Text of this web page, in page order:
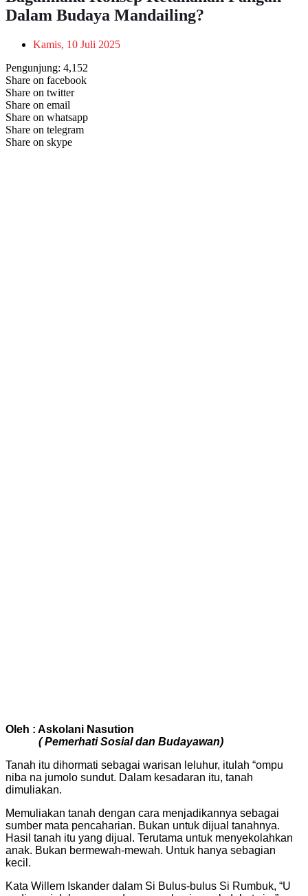
Dalam Budaya Mandailing?
Kamis, 10 Juli 2025
Pengunjung: 4,152
Share on facebook
Share on twitter
Share on email
Share on whatsapp
Share on telegram
Share on skype
Oleh : Askolani Nasution
( Pemerhati Sosial dan Budayawan)
Tanah itu dihormati sebagai warisan leluhur, itulah “ompu
niba na jumolo sundut. Dalam kesadaran itu, tanah
dimuliakan.
Memuliakan tanah dengan cara menjadikannya sebagai
sumber mata pencaharian. Bukan untuk dijual tanahnya.
Hasil tanah itu yang dijual. Terutama untuk menyekolahkan
anak. Bukan bermewah-mewah. Untuk hanya sebagian
kecil.
Kata Willem Iskander dalam Si Bulus-bulus Si Rumbuk, “U